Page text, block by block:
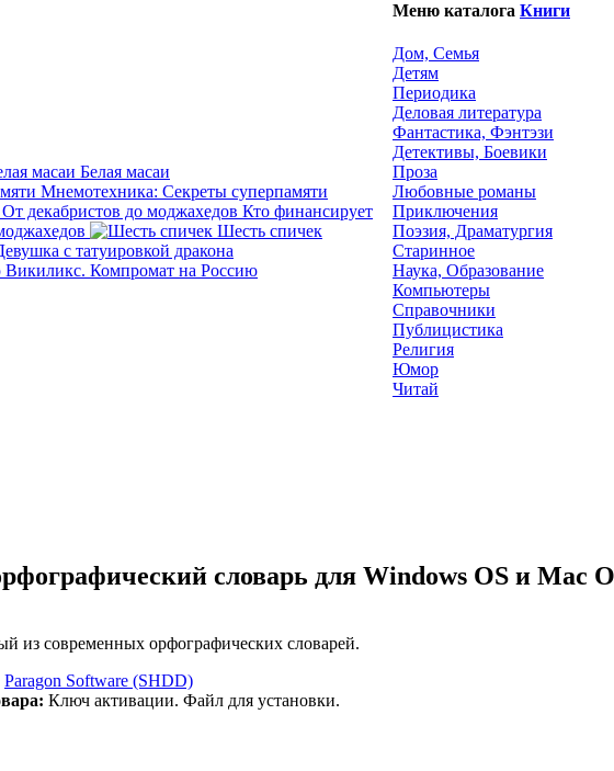
Белая масаи
Мнемотехника: Секреты суперпамяти
Кто финансирует
Шесть спичек
с татуировкой дракона
Викиликс. Компромат на Россию
Меню каталога Книги
Дом, Семья
Детям
Периодика
Деловая литература
Фантастика, Фэнтэзи
Детективы, Боевики
Проза
Любовные романы
Приключения
Поэзия, Драматургия
Старинное
Наука, Образование
Компьютеры
Справочники
Публицистика
Религия
Юмор
Читай
словарь для Windows OS и Mac
из современных орфографических словарей.
Paragon Software (SHDD)
Ключ активации. Файл для установки.